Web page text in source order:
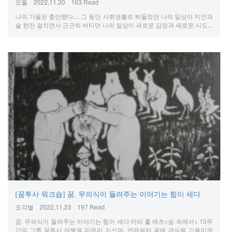
오돌 2022,11,30
163 Read
나의 가을은 충만했다.... 그 동안 사회생활로 찌들었던 나의 일상이 지인과
술 한잔 걸치면서 근근히 버티던 나의 일상이 새로운 감정과 새로운 시도...
[꿈투사 워크숍] 꿈. 무의식이 들려주는 이야기는 힘이 세다
조각별 2022,11,23
197 Read
꿈. 무의식이 들려주는 이야기는 힘이 세다 마리 홀 에츠<숲 속에서> 10주
간의 그룹 꿈투사 여행을 마무리 지으며, 언제부터 꿈에 관심을 기울이게